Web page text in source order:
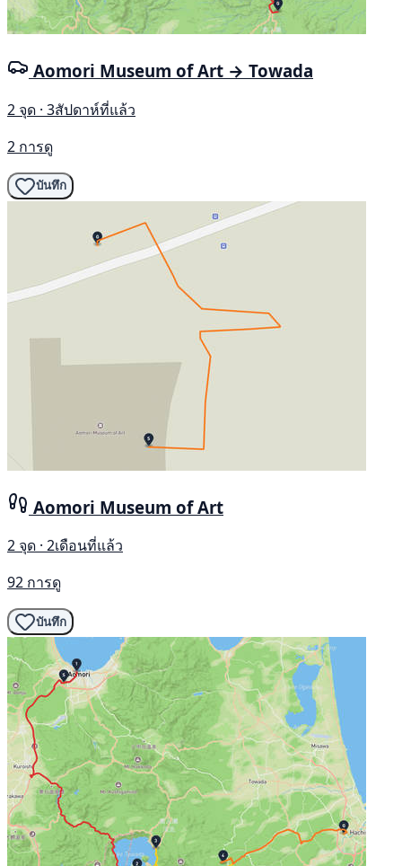
Aomori Museum of Art → Towada
2 จุด · 3สัปดาห์ที่แล้ว
2 การดู
บันทึก
Aomori Museum of Art
2 จุด · 2เดือนที่แล้ว
92 การดู
บันทึก